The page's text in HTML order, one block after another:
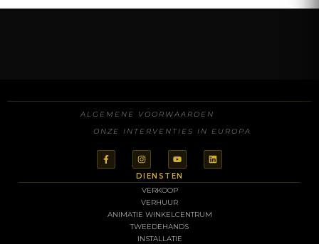
Structuur / verwarming
ALGEMENE VOORWAARDEN
ONZE INTERVENTIES IN EUROPA
DIENSTEN
VERKOOP
VERHUUR
ANIMATIE WINKELCENTRUM
TWEEDEHANDS
INSTALLATIE